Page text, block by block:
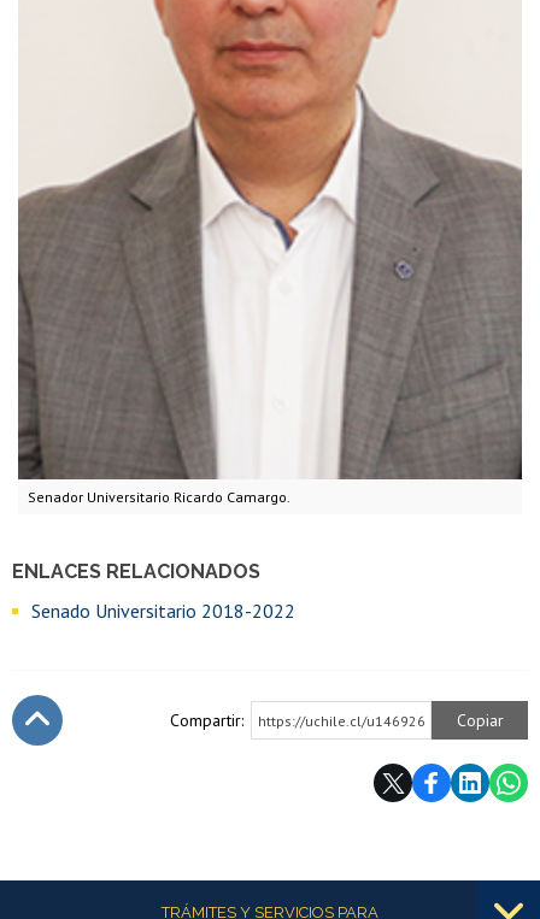
Senador Universitario Ricardo Camargo.
ENLACES RELACIONADOS
Senado Universitario 2018-2022
Compartir: https://uchile.cl/u146926 Copiar
Más informaciónTRÁMITES Y SERVICIOS PARA